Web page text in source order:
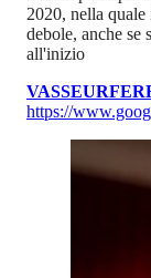
2020, nella
debole, anche se
all'inizio
VASSEUR
https://